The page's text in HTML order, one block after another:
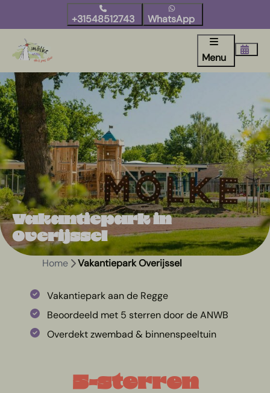
+31548512743 WhatsApp
Menu
Vakantiepark in
Overijssel
Home Vakantiepark Overijssel
Vakantiepark aan de Regge
Beoordeeld met 5 sterren door de ANWB
Overdekt zwembad & binnenspeeltuin
5-sterren